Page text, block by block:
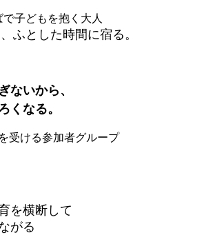
ふとした時間に宿る。
ないから、
くなる。
を横断して
がる